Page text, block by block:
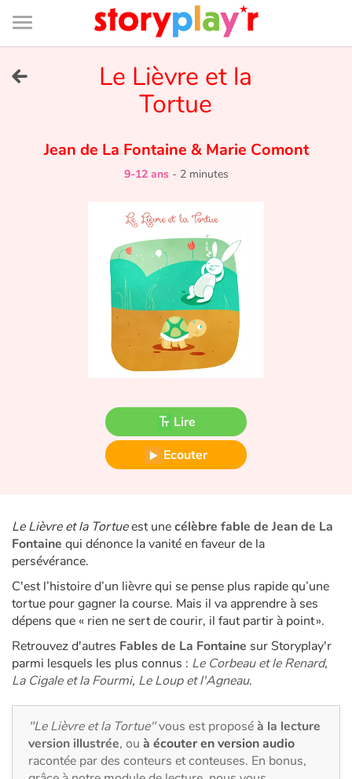
Connexion
Bibliothèque
de
page
Tester gratuitement
Contes d'ici et d'ailleurs
Fable, mythe, littérature et poésie
Ogres, monstres et sorcières
Les animaux
Voyage, épopée, enquête, aventure
Autour du monde
Apprentissage
Art, espace, activité
Documentaires
Le Lièvre et la
Tortue
Jean de La Fontaine &Marie Comont
9-12 ans- 2 minutes
Lire
Ecouter
Le Lièvre et la Tortueest unecélèbre fable de Jean de La
Fontaine qui dénonce la vanité en faveur de la
persévérance.
C'est l’histoire d’un lièvre qui se pense plus rapide qu’une
tortue pour gagner la course. Mais il va apprendre à ses
dépens que « rien ne sert de courir, il faut partir à point ».
Retrouvez d'autres Fables de La Fontaine sur Storyplay'r
parmi lesquels les plus connus : Le Corbeau et le Renard,
La Cigale et la Fourmi, Le Loup et l'Agneau.
"Le Lièvre et la Tortue"vous est proposéà la lecture
version illustrée, ou à écouter en version audio
racontée par des conteurs et conteuses. En bonus,